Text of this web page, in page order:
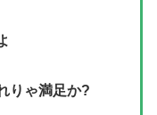
りゃ満足か?